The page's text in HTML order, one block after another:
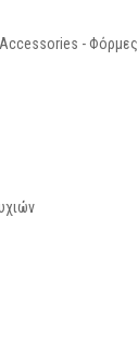
- Φόρμες